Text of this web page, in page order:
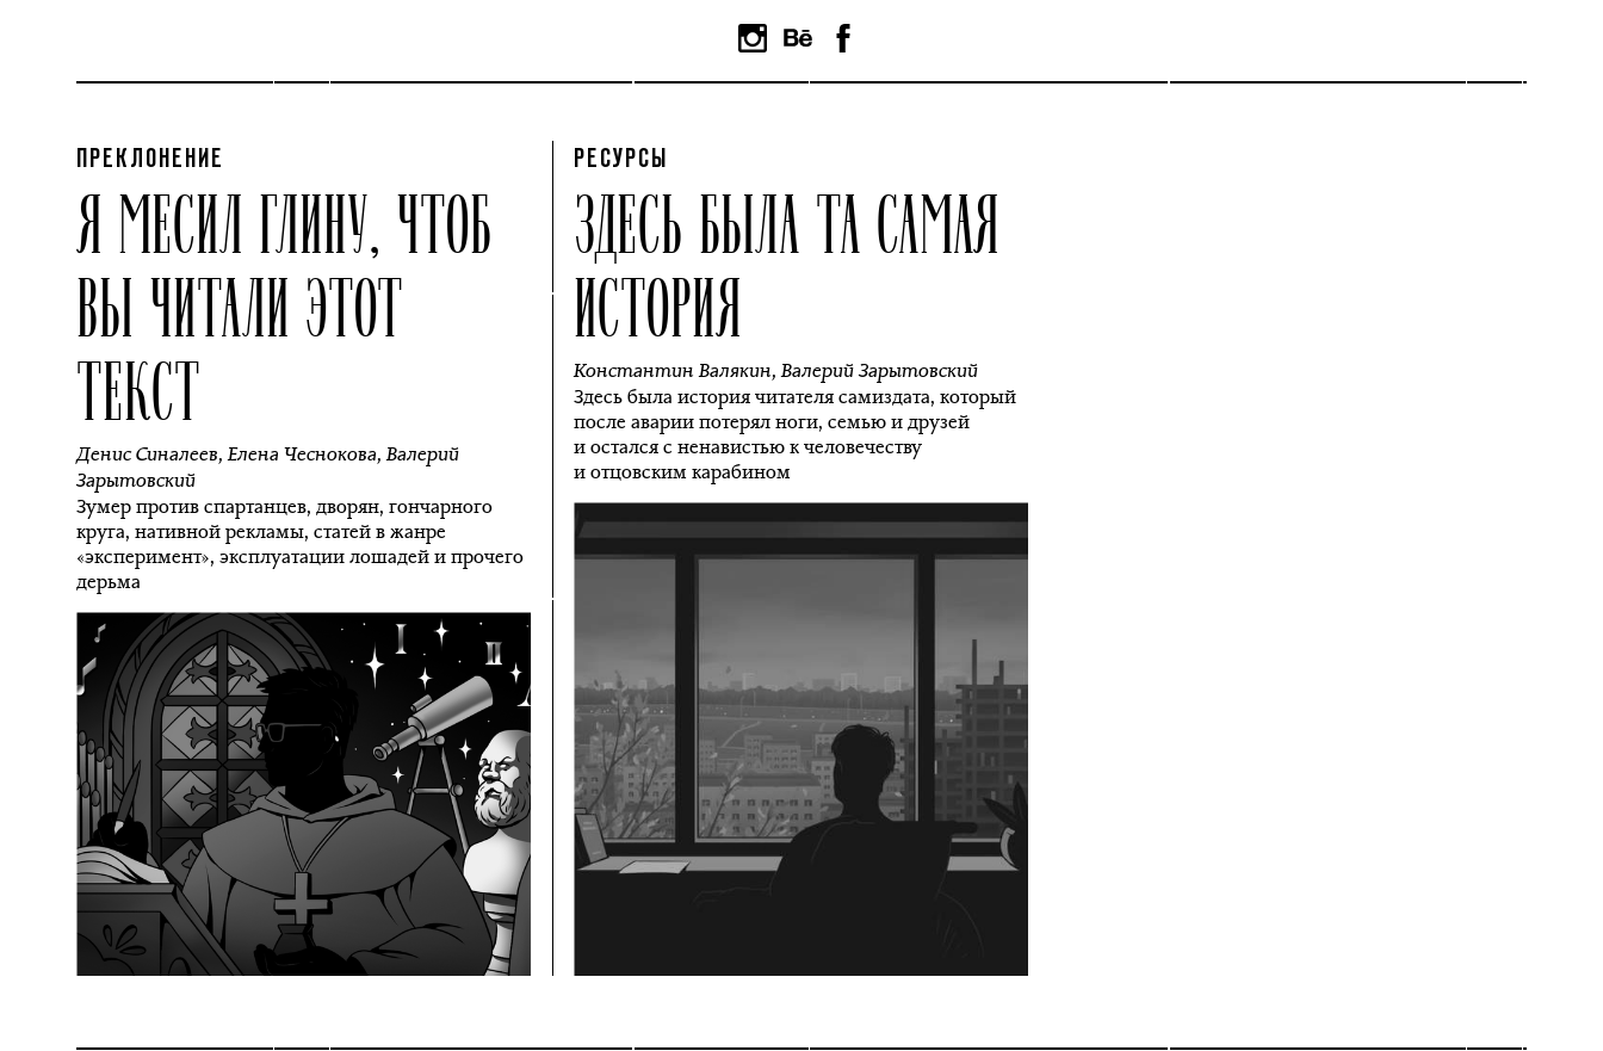
ПРЕКЛОНЕНИЕ
Я МЕСИЛ ГЛИНУ, ЧТОБ
ВЫ ЧИТАЛИ ЭТОТ
ТЕКСТ
Денис Синалеев,Елена Чеснокова,Валерий
Зарытовский
Зумер против спартанцев, дворян, гончарного
круга, нативной рекламы, статей в жанре
«эксперимент», эксплуатации лошадей и прочего
дерьма
РЕСУРСЫ
ЗДЕСЬ БЫЛА ТА САМАЯ
ИСТОРИЯ
Константин Валякин,Валерий Зарытовский
Здесь была история читателя самиздата, который
после аварии потерял ноги, семью и друзей
и остался с ненавистью к человечеству
и отцовским карабином